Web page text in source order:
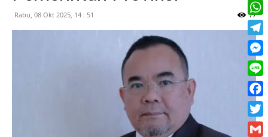
Rabu, 08 Okt 2025, 14 : 51 77
Line